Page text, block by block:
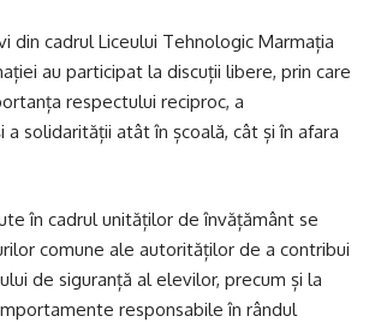
din cadrul Liceului Tehnologic Marmația
au participat la discuții libere, prin care
respectului reciproc, a
a solidarității atât în școală, cât și în afara
în cadrul unităților de învățământ se
comune ale autorităților de a contribui
de siguranță al elevilor, precum și la
responsabile în rândul